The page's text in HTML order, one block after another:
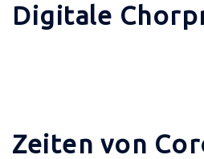
Digitale
Zeiten von